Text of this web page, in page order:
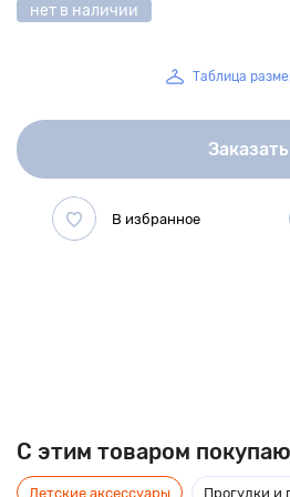
нет в наличии
Таблица
Заказать
C этим товаром
Детские аксессуары Прогулки и